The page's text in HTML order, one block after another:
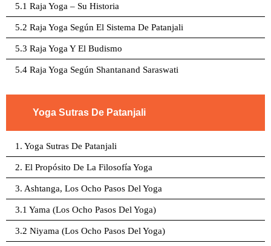
5.1 Raja Yoga – Su Historia
5.2 Raja Yoga Según El Sistema De Patanjali
5.3 Raja Yoga Y El Budismo
5.4 Raja Yoga Según Shantanand Saraswati
Yoga Sutras De Patanjali
1. Yoga Sutras De Patanjali
2. El Propósito De La Filosofía Yoga
3. Ashtanga, Los Ocho Pasos Del Yoga
3.1 Yama (Los Ocho Pasos Del Yoga)
3.2 Niyama (Los Ocho Pasos Del Yoga)